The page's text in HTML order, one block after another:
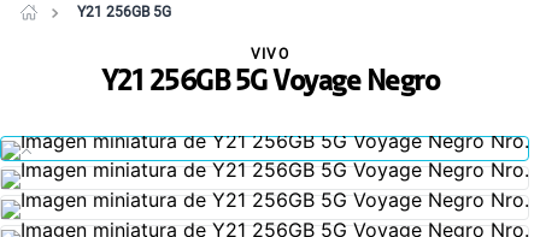
Y21 256GB 5G
Y21 256GB 5G Voyage Negro
VIVO